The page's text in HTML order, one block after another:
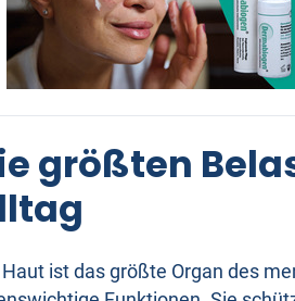
größten
Haut ist das größte Organ des